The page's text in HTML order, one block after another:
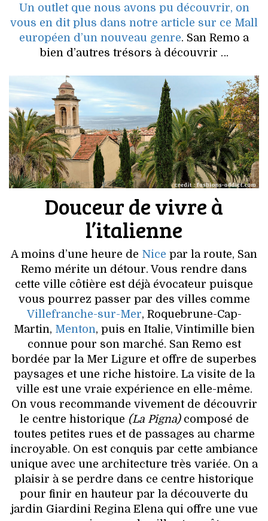
Un outlet que nous avons pu découvrir, on
vous en dit plus dans notre article sur ce Mall
européen d’un nouveau genre. San Remo a
bien d’autres trésors à découvrir …
Douceur de vivre à
l’italienne
A moins d’une heure de Nice par la route, San
Remo mérite un détour. Vous rendre dans
cette ville côtière est déjà évocateur puisque
vous pourrez passer par des villes comme
Villefranche-sur-Mer, Roquebrune-Cap-
Martin, Menton, puis en Italie, Vintimille bien
connue pour son marché. San Remo est
bordée par la Mer Ligure et offre de superbes
paysages et une riche histoire. La visite de la
ville est une vraie expérience en elle-même.
On vous recommande vivement de découvrir
le centre historique (La Pigna)composé de
toutes petites rues et de passages au charme
incroyable. On est conquis par cette ambiance
unique avec une architecture très variée. On a
plaisir à se perdre dans ce centre historique
pour finir en hauteur par la découverte du
jardin Giardini Regina Elena qui offre une vue